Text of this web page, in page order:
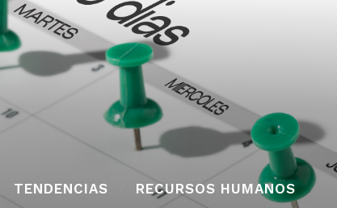
TENDENCIAS RECURSOS HUMANOS